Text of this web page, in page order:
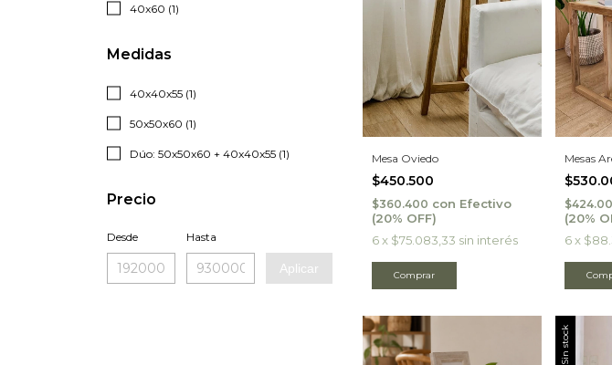
40x60 (1)
Medidas
40x40x55 (1)
50x50x60 (1)
Dúo: 50x50x60 + 40x40x55 (1)
Precio
Desde Hasta
Aplicar
Mesa Oviedo
$450.500
$360.400 con Efectivo
6x $75.083,33 sin interés
Comprar
Mesas
6 x
Sin stock